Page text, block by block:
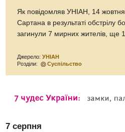
Як повідомляв УНІАН, 14
Сартана в результаті обстрілу
загинули 7 мирних жителів, ще
Джерело:УНІАН
Розділи:
Суспільство
7 серпня